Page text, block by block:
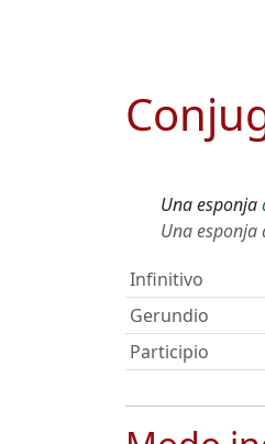
Una esponja
Una esponja
Infinitivo
Gerundio
Participio